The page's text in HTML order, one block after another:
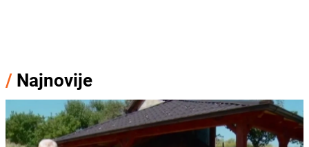
/ Najnovije